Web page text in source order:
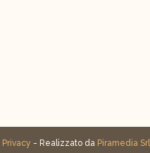
Privacy - Realizzato da Piramedia Srl